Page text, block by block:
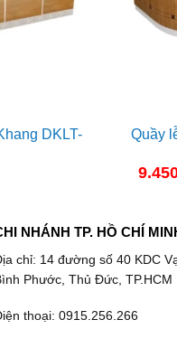
DKLT-
Quầy
NHÁNH TP. HỒ CHÍ
chỉ: 14 đường số 40 KDC
Phước, Thủ Đức, TP.HCM
thoại: 0915.256.266